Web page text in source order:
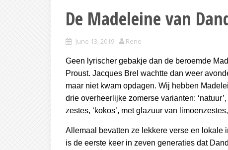
De Madeleine van
June 13, 2019 Rene
Geen lyrischer gebakje dan de beroemde
Proust. Jacques Brel wachtte dan weer
maar niet kwam opdagen. Wij hebben
drie overheerlijke zomerse varianten:
zestes, ‘kokos’, met glazuur van
Allemaal bevatten ze lekkere verse en lokale
is de eerste keer in zeven generaties dat